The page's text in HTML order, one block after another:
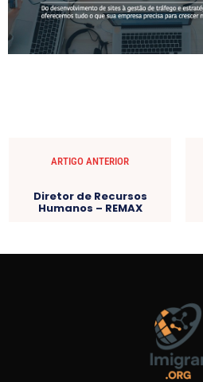
ARTIGO ANTERIOR
Diretor de Recursos
Humanos – REMAX